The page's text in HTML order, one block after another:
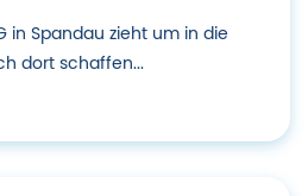
in Spandau zieht um in die
dort schaffen...